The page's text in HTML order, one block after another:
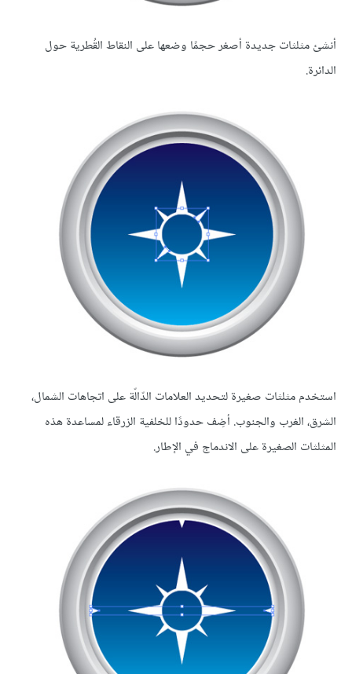
أنشئ مثلثات جديدة أصغر حجمًا وضعها على النقاط القُطرية حول
الدائرة.
استخدم مثلثات صغيرة لتحديد العلامات الدّالّة على اتجاهات الشمال،
الشرق، الغرب والجنوب. أضِف حدودًا للخلفية الزرقاء لمساعدة هذه
المثلثات الصغيرة على الاندماج في الإطار.